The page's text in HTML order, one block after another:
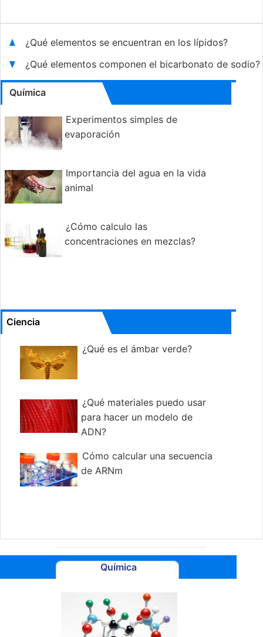
¿Qué elementos se encuentran en los lípidos?
¿Qué elementos componen el bicarbonato de sodio?
Química
Experimentos simples de
evaporación
Importancia del agua en la vida
animal
¿Cómo calculo las
concentraciones en mezclas?
Ciencia
¿Qué es el ámbar verde?
¿Qué materiales puedo usar
para hacer un modelo de
ADN?
Cómo calcular una secuencia
de ARNm
Química